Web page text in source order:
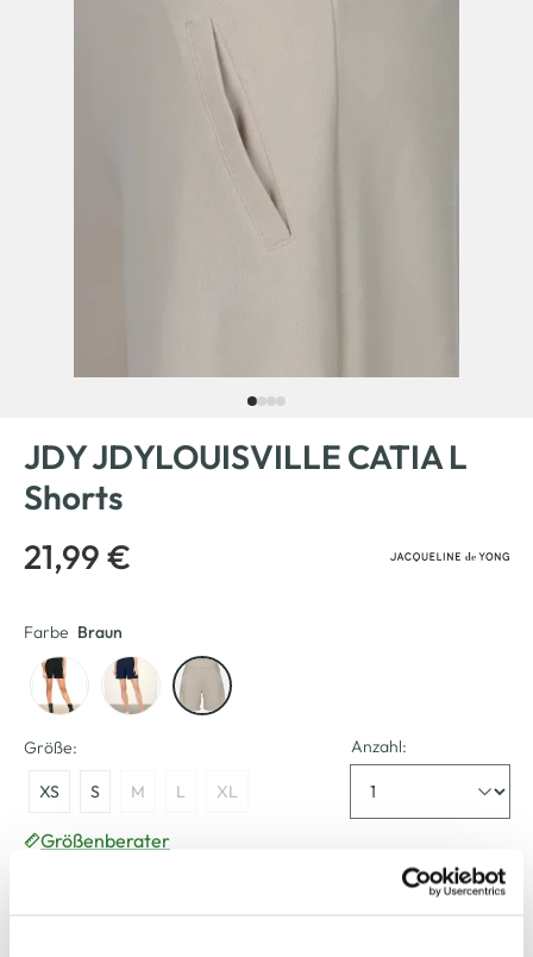
JDY JDYLOUISVILLE CATIA L
Shorts
21,99 €
Farbe Braun
Größe:
XS S M L XL
Anzahl:
Größenberater